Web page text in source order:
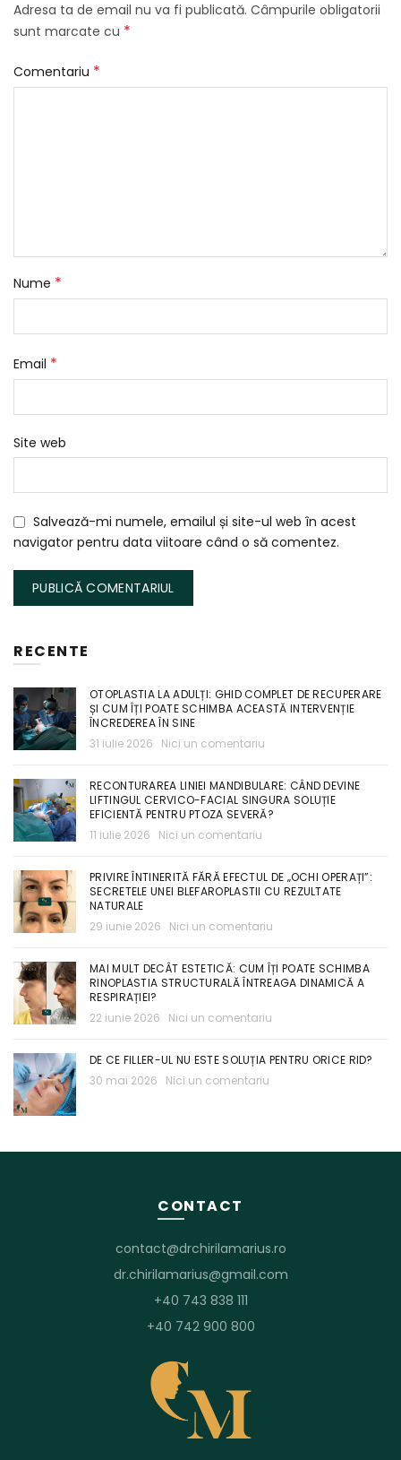
Adresa ta de email nu va fi publicată. Câmpurile obligatorii
sunt marcate cu *
Comentariu *
Nume *
Email *
Site web
Salvează-mi numele, emailul și site-ul web în acest
navigator pentru data viitoare când o să comentez.
RECENTE
OTOPLASTIA LA ADULȚI: GHID COMPLET DE RECUPERARE
ȘI CUM ÎȚI POATE SCHIMBA ACEASTĂ INTERVENȚIE
ÎNCREDEREA ÎN SINE
31 iulie 2026
Nici un comentariu
RECONTURAREA LINIEI MANDIBULARE: CÂND DEVINE
LIFTINGUL CERVICO-FACIAL SINGURA SOLUȚIE
EFICIENTĂ PENTRU PTOZA SEVERĂ?
11 iulie 2026
Nici un comentariu
PRIVIRE ÎNTINERITĂ FĂRĂ EFECTUL DE „OCHI OPERAȚI”:
SECRETELE UNEI BLEFAROPLASTII CU REZULTATE
NATURALE
29 iunie 2026
Nici un comentariu
MAI MULT DECÂT ESTETICĂ: CUM ÎȚI POATE SCHIMBA
RINOPLASTIA STRUCTURALĂ ÎNTREAGA DINAMICĂ A
RESPIRAȚIEI?
22 iunie 2026
Nici un comentariu
DE CE FILLER-UL NU ESTE SOLUȚIA PENTRU ORICE RID?
30 mai 2026
Nici un comentariu
CONTACT
contact@drchirilamarius.ro
dr.chirilamarius@gmail.com
+40 743 838 111
+40 742 900 800